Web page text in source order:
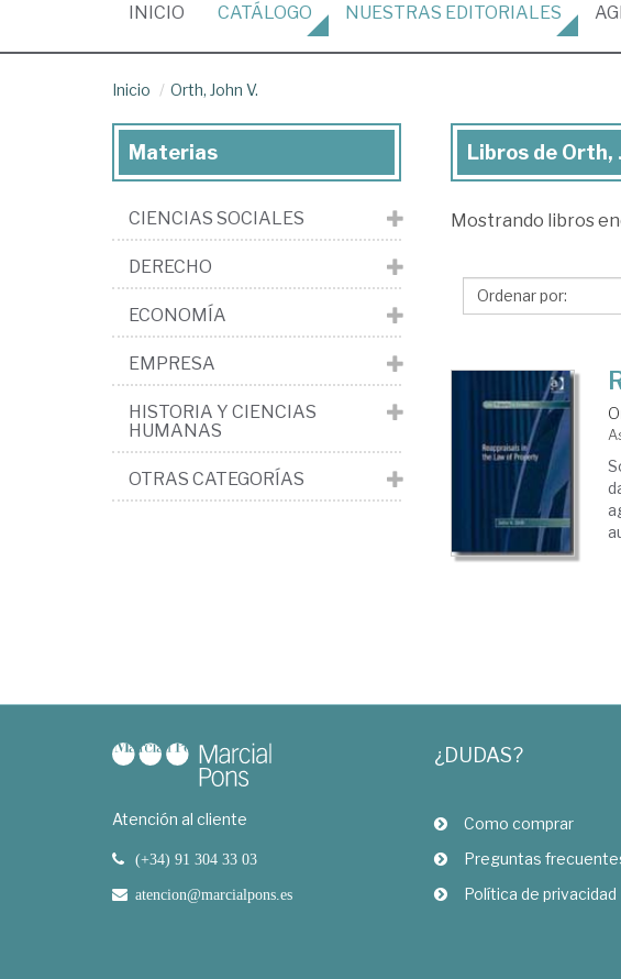
INICIO (CURRENT)
CATÁLOGO NUESTRAS EDITORIALES
Inicio Orth, John V.
Libros
Orth,
Libros de Orth,
Mostrando libros
Materias
CIENCIAS SOCIALES
DERECHO
ECONOMÍA
EMPRESA
HISTORIA Y CIENCIAS
HUMANAS
OTRAS CATEGORÍAS
Atención al cliente
(+34) 91 304 33 03
atencion@marcialpons.es
¿DUDAS?
Como comprar
Preguntas
Política de privacidad